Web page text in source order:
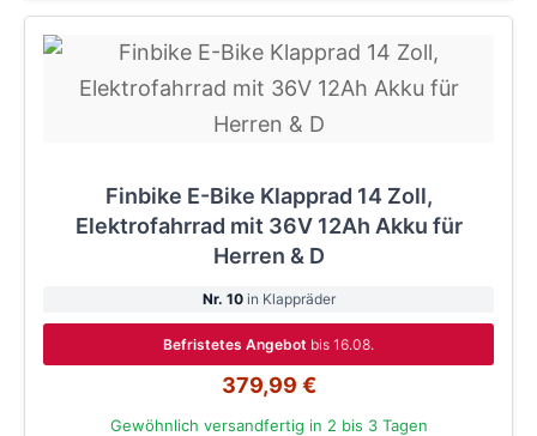
Finbike E-Bike Klapprad 14 Zoll,
Elektrofahrrad mit 36V 12Ah Akku für
Herren & D
Nr. 10in Klappräder
Befristetes Angebot bis 16.08.
379,99 €
Gewöhnlich versandfertig in 2 bis 3 Tagen